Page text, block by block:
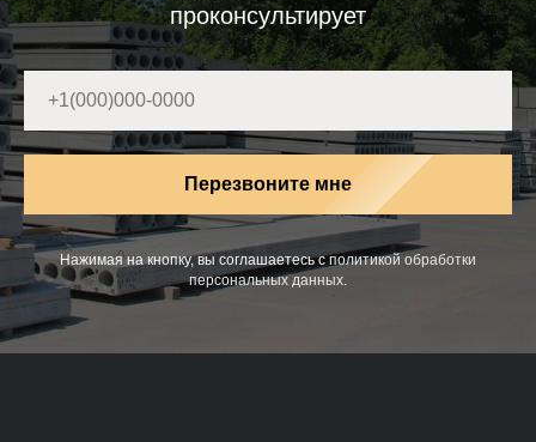
проконсультирует
Перезвоните мне
Нажимая на кнопку, вы соглашаетесь сполитикой обработки
персональных данных.